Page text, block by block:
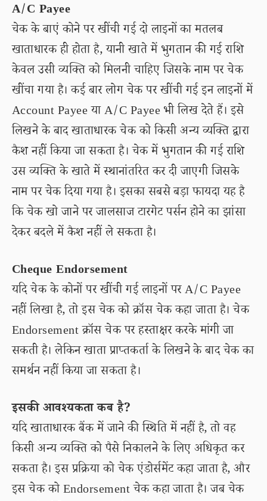
A/C Payee
चेक के बाएं कोने पर खींची गई दो लाइनों का मतलब
खाताधारक ही होता है, यानी खाते में भुगतान की गई राशि
केवल उसी व्यक्ति को मिलनी चाहिए जिसके नाम पर चेक
खींचा गया है। कई बार लोग चेक पर खींची गई इन लाइनों में
Account Payee या A/C Payee भी लिख देते हैं। इसे
लिखने के बाद खाताधारक चेक को किसी अन्य व्यक्ति द्वारा
कैश नहीं किया जा सकता है। चेक में भुगतान की गई राशि
उस व्यक्ति के खाते में स्थानांतरित कर दी जाएगी जिसके
नाम पर चेक दिया गया है। इसका सबसे बड़ा फायदा यह है
कि चेक खो जाने पर जालसाज टारगेट पर्सन होने का झांसा
देकर बदले में कैश नहीं ले सकता है।
Cheque Endorsement
यदि चेक के कोनों पर खींची गई लाइनों पर A/C Payee
नहीं लिखा है, तो इस चेक को क्रॉस चेक कहा जाता है। चेक
Endorsement क्रॉस चेक पर हस्ताक्षर करके मांगी जा
सकती है। लेकिन खाता प्राप्तकर्ता के लिखने के बाद चेक का
समर्थन नहीं किया जा सकता है।
इसकी आवश्यकता कब है?
यदि खाताधारक बैंक में जाने की स्थिति में नहीं है, तो वह
किसी अन्य व्यक्ति को पैसे निकालने के लिए अधिकृत कर
सकता है। इस प्रक्रिया को चेक एंडोर्समेंट कहा जाता है, और
इस चेक को Endorsement चेक कहा जाता है। जब चेक